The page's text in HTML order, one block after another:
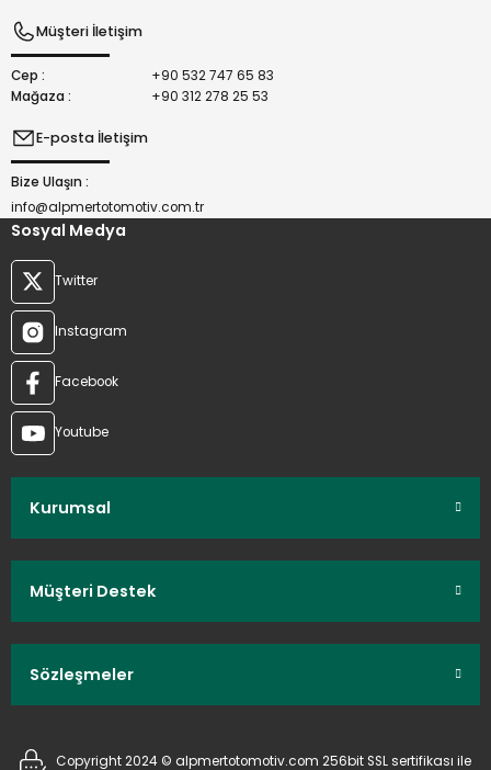
Müşteri İletişim
Cep :
+90 532 747 65 83
Mağaza :
+90 312 278 25 53
E-posta İletişim
Bize Ulaşın :
info@alpmertotomotiv.com.tr
Sosyal Medya
Twitter
Instagram
Facebook
Youtube
Kurumsal
Müşteri Destek
Sözleşmeler
Copyright 2024 © alpmertotomotiv.com 256bit SSL sertifikası ile